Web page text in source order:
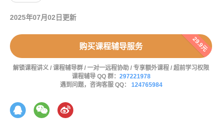
2025年07月02日更新
购买课程辅导服务 29.9元
解锁课程讲义 / 课程辅导群 / 一对一远程协助 / 专享额外课程 / 超前学习权限
课程辅导 QQ 群： 297221978
遇到问题，咨询客服 QQ： 124765984